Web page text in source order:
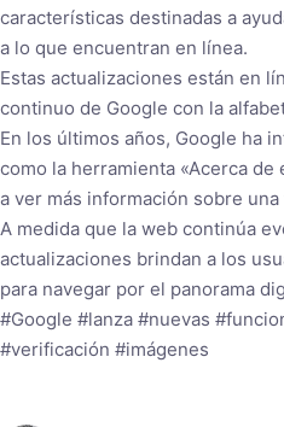
características destinadas a
a lo que encuentran en línea.
Estas actualizaciones están en
continuo de Google con la
En los últimos años, Google ha
como la herramienta «Acerca
a ver más información sobre
A medida que la web continúa
actualizaciones brindan a los
para navegar por el panorama
#Google #lanza #nuevas
#verificación #imágenes